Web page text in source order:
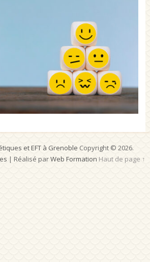
et EFT à Grenoble Copyright © 2026.
| Réalisé parWeb Formation Haut de page ↑